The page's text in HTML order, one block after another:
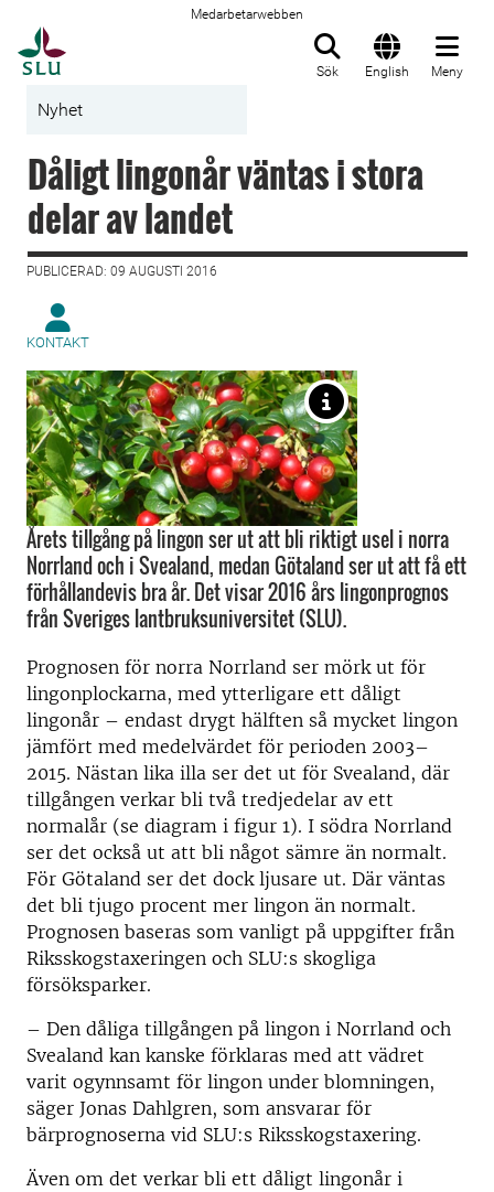
Medarbetarwebben
Sök English Meny
Nyhet
Dåligt lingonår väntas i stora
delar av landet
PUBLICERAD: 09 AUGUSTI 2016
KONTAKT
Årets tillgång på lingon ser ut att bli riktigt usel i norra
Norrland och i Svealand, medan Götaland ser ut att få ett
förhållandevis bra år. Det visar 2016 års lingonprognos
från Sveriges lantbruksuniversitet (SLU).
Prognosen för norra Norrland ser mörk ut för
lingonplockarna, med ytterligare ett dåligt
lingonår – endast drygt hälften så mycket lingon
jämfört med medelvärdet för perioden 2003–
2015. Nästan lika illa ser det ut för Svealand, där
tillgången verkar bli två tredjedelar av ett
normalår (se diagram i figur 1). I södra Norrland
ser det också ut att bli något sämre än normalt.
För Götaland ser det dock ljusare ut. Där väntas
det bli tjugo procent mer lingon än normalt.
Prognosen baseras som vanligt på uppgifter från
Riksskogstaxeringen och SLU:s skogliga
försöksparker.
– Den dåliga tillgången på lingon i Norrland och
Svealand kan kanske förklaras med att vädret
varit ogynnsamt för lingon under blomningen,
säger Jonas Dahlgren, som ansvarar för
bärprognoserna vid SLU:s Riksskogstaxering.
Även om det verkar bli ett dåligt lingonår i